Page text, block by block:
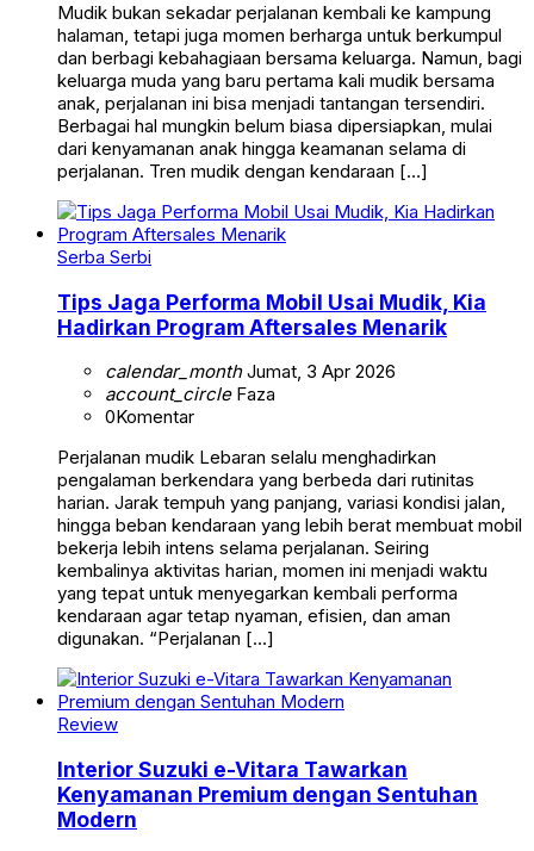
Mudik bukan sekadar perjalanan kembali ke kampung
halaman, tetapi juga momen berharga untuk berkumpul
dan berbagi kebahagiaan bersama keluarga. Namun, bagi
keluarga muda yang baru pertama kali mudik bersama
anak, perjalanan ini bisa menjadi tantangan tersendiri.
Berbagai hal mungkin belum biasa dipersiapkan, mulai
dari kenyamanan anak hingga keamanan selama di
perjalanan. Tren mudik dengan kendaraan […]
Serba Serbi
Tips Jaga Performa Mobil Usai Mudik, Kia
Hadirkan Program Aftersales Menarik
calendar_monthJumat, 3 Apr 2026
account_circleFaza
0Komentar
Perjalanan mudik Lebaran selalu menghadirkan
pengalaman berkendara yang berbeda dari rutinitas
harian. Jarak tempuh yang panjang, variasi kondisi jalan,
hingga beban kendaraan yang lebih berat membuat mobil
bekerja lebih intens selama perjalanan. Seiring
kembalinya aktivitas harian, momen ini menjadi waktu
yang tepat untuk menyegarkan kembali performa
kendaraan agar tetap nyaman, efisien, dan aman
digunakan. “Perjalanan […]
Review
Interior Suzuki e-Vitara Tawarkan
Kenyamanan Premium dengan Sentuhan
Modern